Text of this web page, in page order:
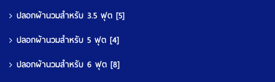
ปลอกผ้านวมสำหรับ 3.5 ฟุต [5]
ปลอกผ้านวมสำหรับ 5 ฟุต [4]
ปลอกผ้านวมสำหรับ 6 ฟุต [8]